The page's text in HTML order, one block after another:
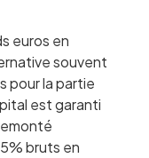
euros en
souvent
pour la partie
est garanti
bruts en